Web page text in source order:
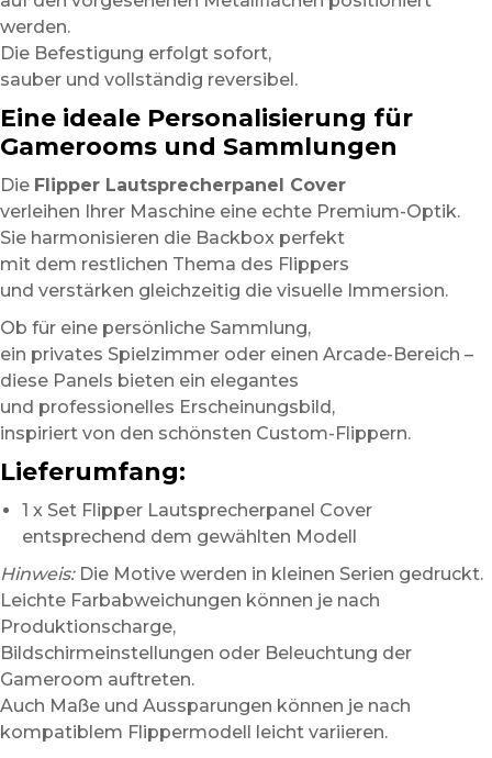
werden.
Die Befestigung erfolgt sofort,
sauber und vollständig reversibel.
Eine ideale Personalisierung für
Gamerooms und Sammlungen
Die Flipper Lautsprecherpanel Cover
verleihen Ihrer Maschine eine echte Premium-Optik.
Sie harmonisieren die Backbox perfekt
mit dem restlichen Thema des Flippers
und verstärken gleichzeitig die visuelle Immersion.
Ob für eine persönliche Sammlung,
ein privates Spielzimmer oder einen Arcade-Bereich –
diese Panels bieten ein elegantes
und professionelles Erscheinungsbild,
inspiriert von den schönsten Custom-Flippern.
Lieferumfang:
1 x Set Flipper Lautsprecherpanel Cover
entsprechend dem gewählten Modell
Hinweis:Die Motive werden in kleinen Serien gedruckt.
Leichte Farbabweichungen können je nach
Produktionscharge,
Bildschirmeinstellungen oder Beleuchtung der
Gameroom auftreten.
Auch Maße und Aussparungen können je nach
kompatiblem Flippermodell leicht variieren.